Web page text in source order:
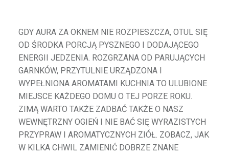
GDY AURA ZA OKNEM NIE ROZPIESZCZA, OTUL SIĘ
OD ŚRODKA PORCJĄ PYSZNEGO I DODAJĄCEGO
ENERGII JEDZENIA. ROZGRZANA OD PARUJĄCYCH
GARNKÓW, PRZYTULNIE URZĄDZONA I
WYPEŁNIONA AROMATAMI KUCHNIA TO ULUBIONE
MIEJSCE KAŻDEGO DOMU O TEJ PORZE ROKU.
ZIMĄ WARTO TAKŻE ZADBAĆ TAKŻE O NASZ
WEWNĘTRZNY OGIEŃ I NIE BAĆ SIĘ WYRAZISTYCH
PRZYPRAW I AROMATYCZNYCH ZIÓŁ. ZOBACZ, JAK
W KILKA CHWIL ZAMIENIĆ DOBRZE ZNANE